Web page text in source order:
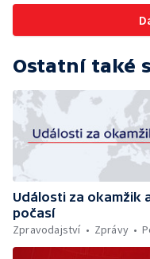
Ostatní také
Události za okamžik
počasí
Zpravodajství
Zprávy